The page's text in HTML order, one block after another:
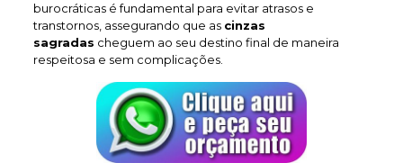
burocráticas é fundamental para evitar atrasos e
transtornos, assegurando que as cinzas
sagradas cheguem ao seu destino final de maneira
respeitosa e sem complicações.